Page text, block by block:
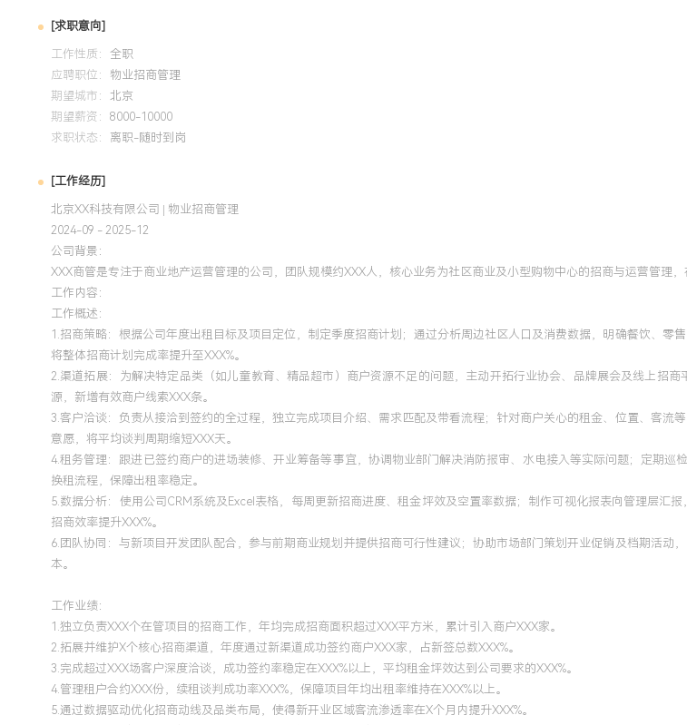
系统学习了商业地产资产价值提升、投资回报分析及风险管控体系。将资产价值思维应用
于日常招商，在续租谈判中通过提供经营数据分析支持，成功推动XXX个店铺租金单价提
升XXX%；在项目调整期，通过优化租约结构与免租期策略，使项目整体NOI（净运营收
入）在一年内增长了约XXX%。
[求职意向]
工作性质： 全职
应聘职位： 物业招商管理
期望城市： 北京
期望薪资： 8000-10000
求职状态： 离职-随时到岗
[工作经历]
北京XX科技有限公司 | 物业招商管理
2024-09 - 2025-12
公司背景：
XXX商管是专注于商业地产运营管理的公司，团队规模约XXX人，核心业务为社区商业及小型购物中心的招商与运营管理
工作内容：
工作概述：
1.招商策略：根据公司年度出租目标及项目定位，制定季度招商计划；通过分析周边社区人口及消费数据，明确餐饮、零
将整体招商计划完成率提升至XXX%。
2.渠道拓展：为解决特定品类（如儿童教育、精品超市）商户资源不足的问题，主动开拓行业协会、品牌展会及线上招
源，新增有效商户线索XXX条。
3.客户洽谈：负责从接洽到签约的全过程，独立完成项目介绍、需求匹配及带看流程；针对商户关心的租金、位置、客
意愿，将平均谈判周期缩短XXX天。
4.租务管理：跟进已签约商户的进场装修、开业筹备等事宜，协调物业部门解决消防报审、水电接入等实际问题；定期
换租流程，保障出租率稳定。
5.数据分析：使用公司CRM系统及Excel表格，每周更新招商进度、租金坪效及空置率数据；制作可视化报表向管理层
招商效率提升XXX%。
6.团队协同：与新项目开发团队配合，参与前期商业规划并提供招商可行性建议；协助市场部门策划开业促销及档期活
本。
工作业绩：
1.独立负责XXX个在管项目的招商工作，年均完成招商面积超过XXX平方米，累计引入商户XXX家。
2.拓展并维护X个核心招商渠道，年度通过新渠道成功签约商户XXX家，占新签总数XXX%。
3.完成超过XXX场客户深度洽谈，成功签约率稳定在XXX%以上，平均租金坪效达到公司要求的XXX%。
4.管理租户合约XXX份，续租谈判成功率XXX%，保障项目年均出租率维持在XXX%以上。
5.通过数据驱动优化招商动线及品类布局，使得新开业区域客流渗透率在X个月内提升XXX%。